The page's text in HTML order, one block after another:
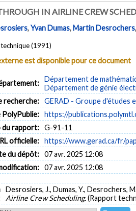
IN AIRLINE CREW
,Yvan Dumas,Martin Desrochers
(1991)
est disponible pour ce document
Département de
Département de génie
recherche: GERAD - Groupe d'études
PolyPublie: https://
du rapport: G-91-11
officielle: https://www.gerad.ca/fr/
du dépôt: 07 avr. 2025 12:08
07 avr. 2025 12:08
Desrosiers, J., Dumas, Y., Desrochers,
Airline Crew Scheduling.(Rapport